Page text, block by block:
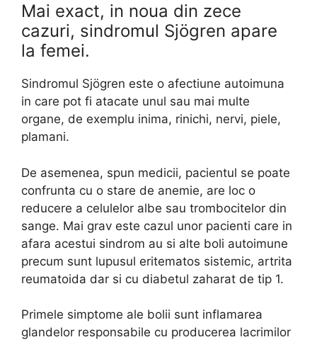
Mai exact, in noua din zece
cazuri, sindromul Sjögren apare
la femei.
Sindromul Sjögren este o afectiune autoimuna
in care pot fi atacate unul sau mai multe
organe, de exemplu inima, rinichi, nervi, piele,
plamani.
De asemenea, spun medicii, pacientul se poate
confrunta cu o stare de anemie, are loc o
reducere a celulelor albe sau trombocitelor din
sange. Mai grav este cazul unor pacienti care in
afara acestui sindrom au si alte boli autoimune
precum sunt lupusul eritematos sistemic, artrita
reumatoida dar si cu diabetul zaharat de tip 1.
Primele simptome ale bolii sunt inflamarea
glandelor responsabile cu producerea lacrimilor